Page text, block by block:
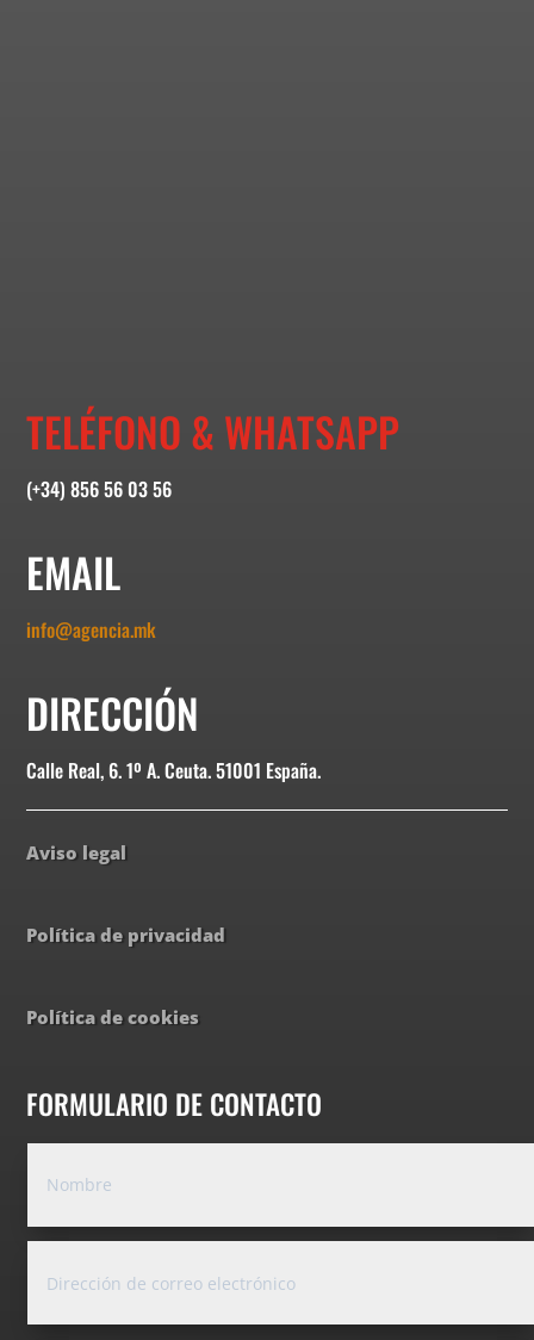
TELÉFONO & WHATSAPP
(+34) 856 56 03 56
EMAIL
info@agencia.mk
DIRECCIÓN
Calle Real, 6. 1º A. Ceuta. 51001 España.
Aviso legal
Política de privacidad
Política de cookies
FORMULARIO DE CONTACTO